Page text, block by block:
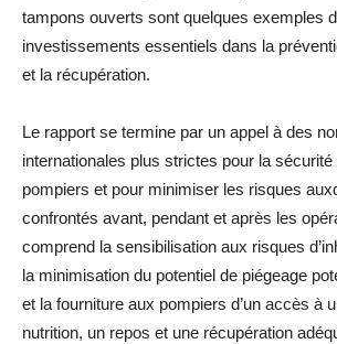
tampons ouverts sont quelques exemples
investissements essentiels dans la
et la récupération.
Le rapport se termine par un appel à des
internationales plus strictes pour la
pompiers et pour minimiser les risques
confrontés avant, pendant et après les
comprend la sensibilisation aux risques
la minimisation du potentiel de piégeage
et la fourniture aux pompiers d’un accès à
nutrition, un repos et une récupération